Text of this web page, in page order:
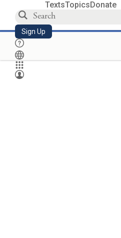
TextsTopicsDonate
Sign Up